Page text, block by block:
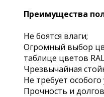
Преимущества
Не боятся влаги;
Огромный выбор
таблице цветов
Чрезвычайная
Не требует особого
Прочность и